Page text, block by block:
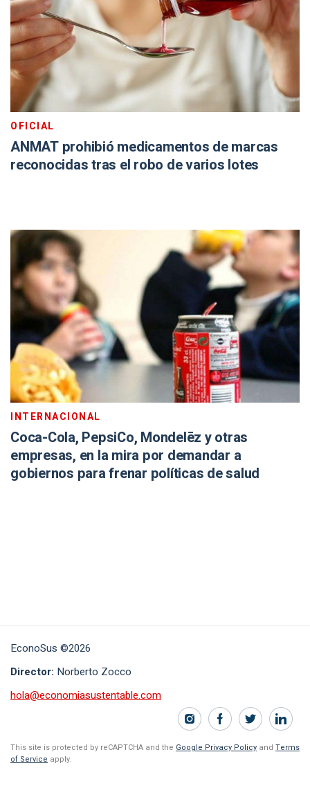
OFICIAL
ANMAT prohibió medicamentos de marcas
reconocidas tras el robo de varios lotes
INTERNACIONAL
Coca-Cola, PepsiCo, Mondelēz y otras
empresas, en la mira por demandar a
gobiernos para frenar políticas de salud
EconoSus ©2026
Director: Norberto Zocco
hola@economiasustentable.com
This site is protected by reCAPTCHA and the Google Privacy Policy and Terms
of Service apply.